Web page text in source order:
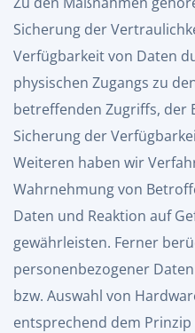
Sicherung der
Verfügbarkeit von Daten
physischen Zugangs zu
betreffenden Zugriffs, der
Sicherung der
Weiteren haben wir
Wahrnehmung von
Daten und Reaktion auf
gewährleisten. Ferner
personenbezogener
bzw. Auswahl von
entsprechend dem